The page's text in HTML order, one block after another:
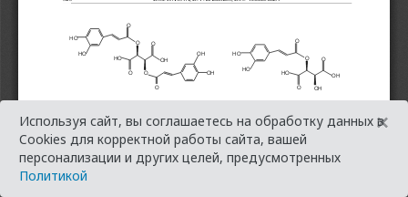
Используя сайт, вы соглашаетесь на обработку данных в
Cookies для корректной работы сайта, вашей
персонализации и других целей, предусмотренных
Политикой
×